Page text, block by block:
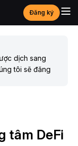
Đăng ký
dịch sang
tôi sẽ đăng
tâm DeFi